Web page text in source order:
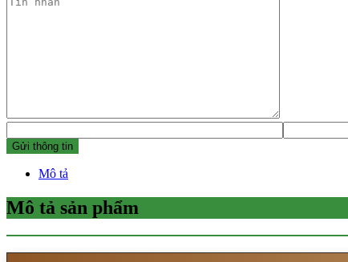
Mô tả
Mô tả sản phẩm